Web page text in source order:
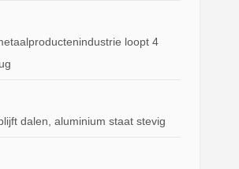
loopt 4
dalen, aluminium staat stevig